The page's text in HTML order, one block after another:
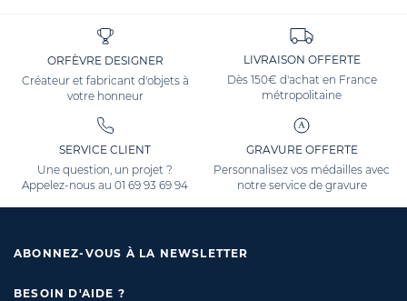
ORFÈVRE DESIGNER
Créateur et fabricant d'objets à
votre honneur
LIVRAISON OFFERTE
Dès 150€ d'achat en France
métropolitaine
SERVICE CLIENT
Une question, un projet ?
Appelez-nous au01 69 93 69 94
GRAVURE OFFERTE
Personnalisez vos médailles avec
notre service de gravure
ABONNEZ-VOUS À LA NEWSLETTER
BESOIN D'AIDE ?